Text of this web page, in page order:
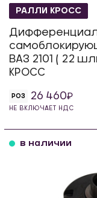
РАЛЛИ КРОСС
ВАЗ 2101 ( 22
КРОСС
РОЗ 26 460
НЕ ВКЛЮЧАЕТ НДС
в наличии